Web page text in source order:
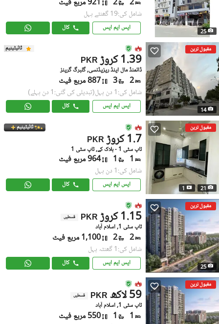
25
2
2 921 مربع فیٹ
شامل کی:19 گھنٹے پہل
ایس ایم ایس کال
مقبول ترین
14
ٹائیٹینیم
PKR 1.39 کروڑ
ڈائمنڈ مال اینڈ ریزیڈنسی, گلبرگ گرینز
2
3 887 مربع فیٹ
شامل کی:1 دن پہل (تبدیلی کی گئی:1 دن پہلے)
ایس ایم ایس کال
مقبول ترین
21
1
ٹائیٹینیم
PKR 1.7 کروڑ
ٹاپ سٹی 1 - بلاک کے, ٹاپ سٹی 1
1
1 964 مربع فیٹ
شامل کی:1 دن پہل
ایس ایم ایس کال
مقبول ترین
25
PKR 1.15 کروڑ قسطیں
ٹاپ سٹی 1, اسلام آباد
2
2 1,100 مربع فیٹ
شامل کی:1 گھنٹہ پہل
ایس ایم ایس کال
مقبول ترین
PKR 59 لاکھ قسطیں
ٹاپ سٹی 1, اسلام آباد
1
1 550 مربع فیٹ